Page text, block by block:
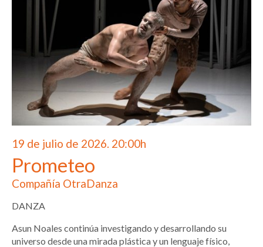
19 de julio de 2026. 20:00h
Prometeo
Compañía OtraDanza
DANZA
Asun Noales continúa investigando y desarrollando su
universo desde una mirada plástica y un lenguaje físico,